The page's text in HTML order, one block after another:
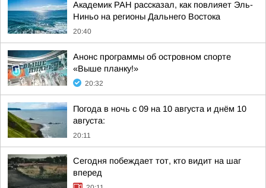
Академик РАН рассказал, как повлияет Эль-
Ниньо на регионы Дальнего Востока
20:40
Анонс программы об островном спорте
«Выше планку!»
20:32
Погода в ночь с 09 на 10 августа и днём 10
августа:
20:11
Сегодня побеждает тот, кто видит на шаг
вперед